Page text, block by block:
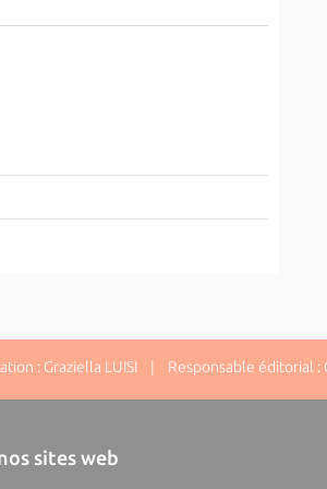
: Graziella LUISI | Responsable éditorial :
sites web